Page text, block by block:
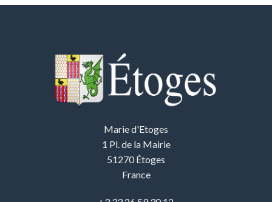
Marie d'Etoges
1 Pl. de la Mairie
51270 Étoges
France